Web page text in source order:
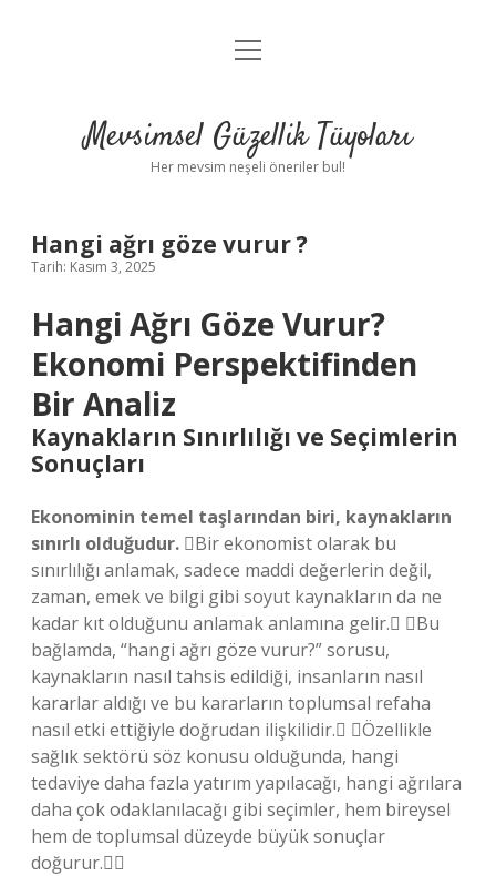
Anasayfa
Yasal Uyarı
menüyü
Mevsimsel Güzellik Tüyoları
Her mevsim neşeli öneriler bul!
Hangi ağrı göze vurur ?
Tarih: Kasım 3, 2025
Hangi Ağrı Göze Vurur?
Ekonomi Perspektifinden
Bir Analiz
Kaynakların Sınırlılığı ve Seçimlerin
Sonuçları
Ekonominin temel taşlarından biri, kaynakların
sınırlı olduğudur. Bir ekonomist olarak bu
sınırlılığı anlamak, sadece maddi değerlerin değil,
zaman, emek ve bilgi gibi soyut kaynakların da ne
kadar kıt olduğunu anlamak anlamına gelir. Bu
bağlamda, “hangi ağrı göze vurur?” sorusu,
kaynakların nasıl tahsis edildiği, insanların nasıl
kararlar aldığı ve bu kararların toplumsal refaha
nasıl etki ettiğiyle doğrudan ilişkilidir. Özellikle
sağlık sektörü söz konusu olduğunda, hangi
tedaviye daha fazla yatırım yapılacağı, hangi ağrılara
daha çok odaklanılacağı gibi seçimler, hem bireysel
hem de toplumsal düzeyde büyük sonuçlar
doğurur.